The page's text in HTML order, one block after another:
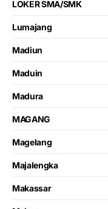
LOKER SMA/SMK
Lumajang
Madiun
Maduin
Madura
MAGANG
Magelang
Majalengka
Makassar